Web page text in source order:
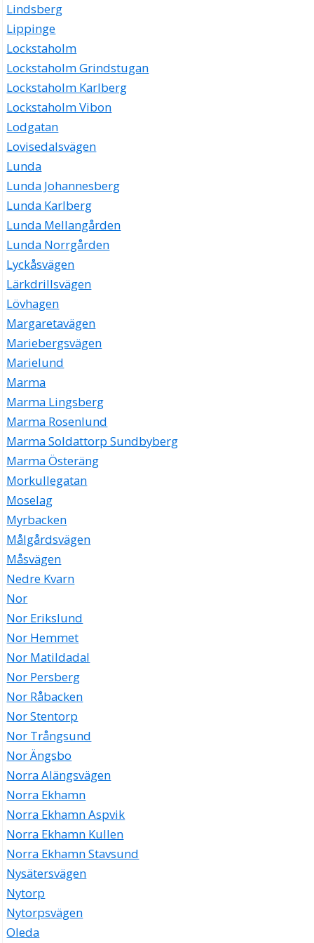
Lindsberg
Lippinge
Lockstaholm
Lockstaholm Grindstugan
Lockstaholm Karlberg
Lockstaholm Vibon
Lodgatan
Lovisedalsvägen
Lunda
Lunda Johannesberg
Lunda Karlberg
Lunda Mellangården
Lunda Norrgården
Lyckåsvägen
Lärkdrillsvägen
Lövhagen
Margaretavägen
Mariebergsvägen
Marielund
Marma
Marma Lingsberg
Marma Rosenlund
Marma Soldattorp Sundbyberg
Marma Österäng
Morkullegatan
Moselag
Myrbacken
Målgårdsvägen
Måsvägen
Nedre Kvarn
Nor
Nor Erikslund
Nor Hemmet
Nor Matildadal
Nor Persberg
Nor Råbacken
Nor Stentorp
Nor Trångsund
Nor Ängsbo
Norra Alängsvägen
Norra Ekhamn
Norra Ekhamn Aspvik
Norra Ekhamn Kullen
Norra Ekhamn Stavsund
Nysätersvägen
Nytorp
Nytorpsvägen
Oleda